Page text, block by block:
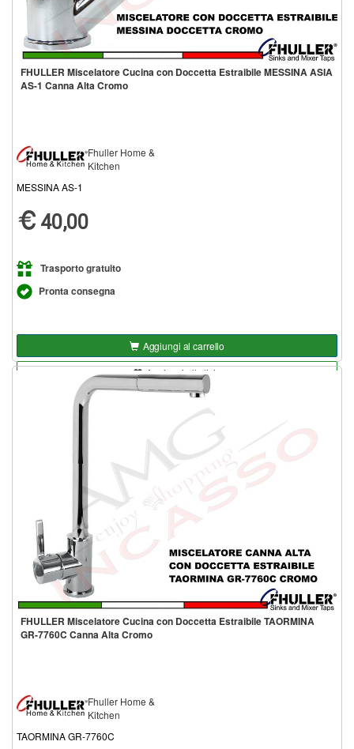
FHULLER Miscelatore Cucina con Doccetta Estraibile MESSINA ASIA
AS-1 Canna Alta Cromo
Fhuller Home &
Kitchen
MESSINA AS-1
40,00
Trasporto gratuito
Pronta consegna
Aggiungi al carrello
Aggiungi alla lista
FHULLER Miscelatore Cucina con Doccetta Estraibile TAORMINA
GR-7760C Canna Alta Cromo
Fhuller Home &
Kitchen
TAORMINA GR-7760C